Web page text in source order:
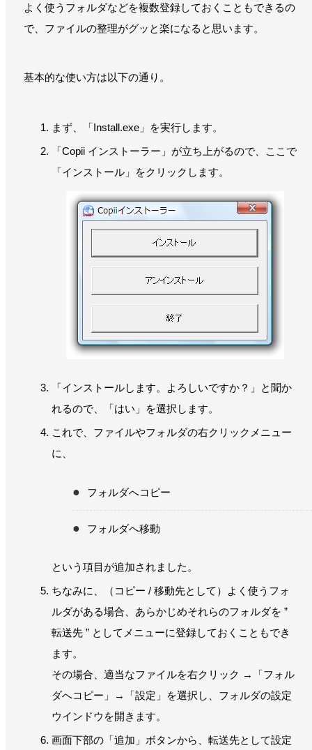
よく使うフォルダなどを複数登録しておくこともできるの
で、ファイルの整理がグッと楽になると思います。
基本的な使い方は以下の通り。
まず、「Install.exe」を実行します。
「Copii インストーラー」が立ち上がるので、ここで
「インストール」をクリックします。
「インストールします。よろしいですか？」と聞か
れるので、「はい」を選択します。
これで、ファイルやフォルダの右クリックメニュー
に、
フォルダへコピー
フォルダへ移動
という項目が追加されました。
ちなみに、（コピー / 移動先として）よく使うフォ
ルダがある場合、あらかじめそれらのフォルダを ”
転送先 ” としてメニューに登録しておくこともでき
ます。
その場合、適当なファイルを右クリック →「フォル
ダへコピー」→「設定」を選択し、フォルダの設定
ウインドウを開きます。
画面下部の「追加」ボタンから、転送先として設定